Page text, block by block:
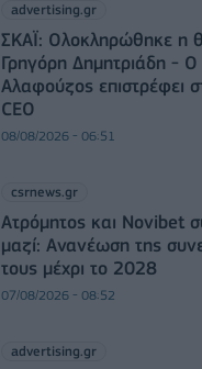
advertising.gr
ΣΚΑΪ: Ολοκληρώθηκε η
Γρηγόρη Δημητριάδη - Ο
Αλαφούζος επιστρέφει
CEO
08/08/2026 - 06:51
csrnews.gr
Ατρόμητος και Novibet
μαζί: Ανανέωση της
τους μέχρι το 2028
07/08/2026 - 08:52
advertising.gr